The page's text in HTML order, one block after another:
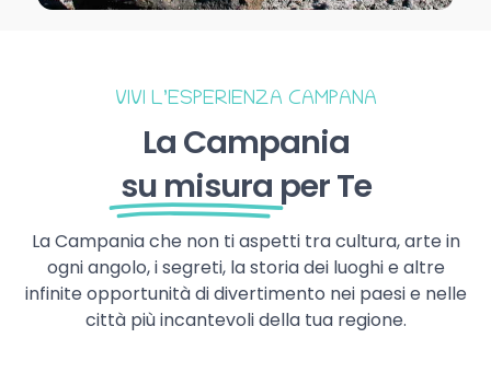
VIVI L’ESPERIENZA CAMPANA
La Campania
su misura per Te
La Campania che non ti aspetti tra cultura, arte in
ogni angolo, i segreti, la storia dei luoghi e altre
infinite opportunità di divertimento nei paesi e nelle
città più incantevoli della tua regione.